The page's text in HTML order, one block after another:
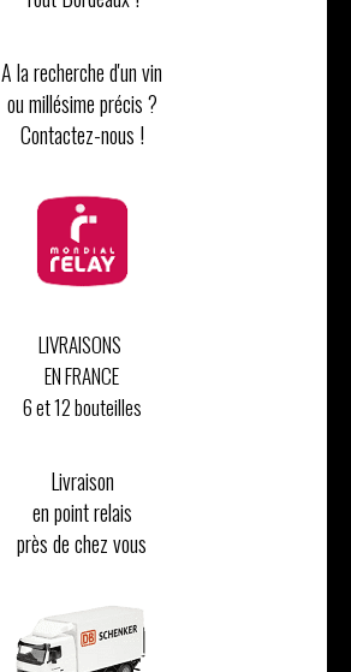
A la recherche d'un vin
ou millésime précis ?
Contactez-nous !
LIVRAISONS
EN FRANCE
6 et 12 bouteilles
Livraison
en point relais
près de chez vous